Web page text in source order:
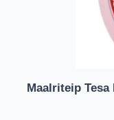
Maalriteip Tesa